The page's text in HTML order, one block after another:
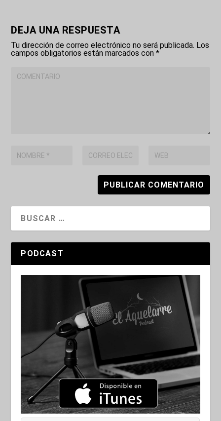
DEJA UNA RESPUESTA
Tu dirección de correo electrónico no será publicada. Los
campos obligatorios están marcados con*
PODCAST